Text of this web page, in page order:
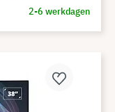
2-6 werkdagen